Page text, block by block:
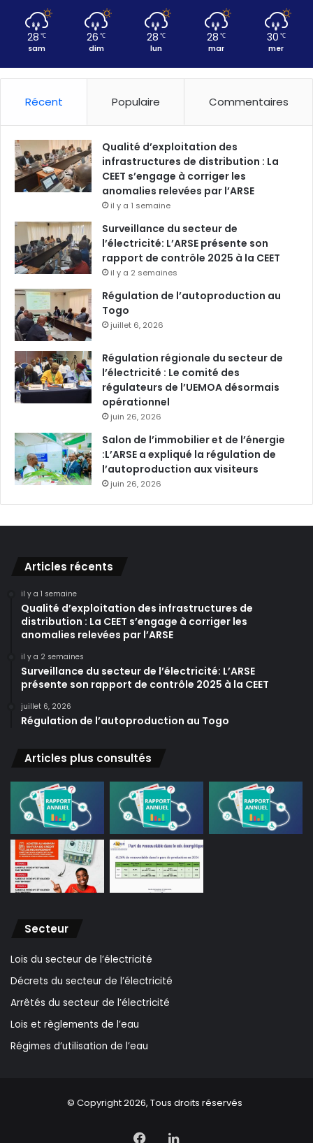
28 ℃
sam
26 ℃
dim
28 ℃
lun
28 ℃
mar
30 ℃
mer
Récent Populaire Commentaires
Qualité d’exploitation des
infrastructures de distribution : La
CEET s’engage à corriger les
anomalies relevées par l’ARSE
il y a 1 semaine
Surveillance du secteur de
l’électricité: L’ARSE présente son
rapport de contrôle 2025 à la CEET
il y a 2 semaines
Régulation de l’autoproduction au
Togo
juillet 6, 2026
Régulation régionale du secteur de
l’électricité : Le comité des
régulateurs de l’UEMOA désormais
opérationnel
juin 26, 2026
Salon de l’immobilier et de l’énergie
:L’ARSE a expliqué la régulation de
l’autoproduction aux visiteurs
juin 26, 2026
Articles récents
il y a 1 semaine
Qualité d’exploitation des infrastructures de
distribution : La CEET s’engage à corriger les
anomalies relevées par l’ARSE
il y a 2 semaines
Surveillance du secteur de l’électricité: L’ARSE
présente son rapport de contrôle 2025 à la CEET
juillet 6, 2026
Régulation de l’autoproduction au Togo
Articles plus consultés
Secteur
Lois du secteur de l’électricité
Décrets du secteur de l’électricité
Arrêtés du secteur de l’électricité
Lois et règlements de l’eau
Régimes d’utilisation de l’eau
© Copyright 2026, Tous droits réservés
FacebookLinkedin